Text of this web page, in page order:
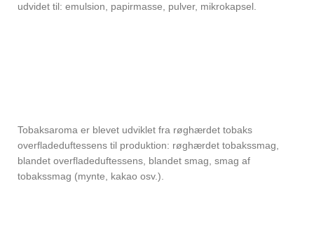
udvidet til: emulsion, papirmasse, pulver, mikrokapsel.
Tobaksaroma er blevet udviklet fra røghærdet tobaks
overfladeduftessens til produktion: røghærdet tobakssmag,
blandet overfladeduftessens, blandet smag, smag af
tobakssmag (mynte, kakao osv.).